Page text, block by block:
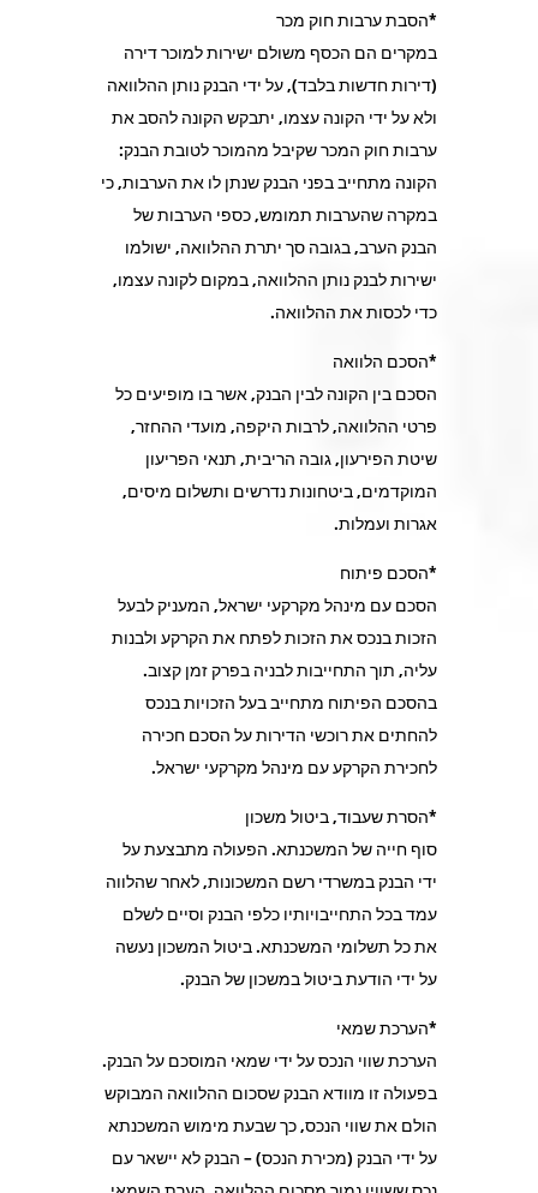
*הסבת ערבות חוק מכר
במקרים הם הכסף משולם ישירות למוכר דירה
(דירות חדשות בלבד), על ידי הבנק נותן ההלוואה
ולא על ידי הקונה עצמו, יתבקש הקונה להסב את
ערבות חוק המכר שקיבל מהמוכר לטובת הבנק:
הקונה מתחייב בפני הבנק שנתן לו את הערבות, כי
במקרה שהערבות תמומש, כספי הערבות של
הבנק הערב, בגובה סך יתרת ההלוואה, ישולמו
ישירות לבנק נותן ההלוואה, במקום לקונה עצמו,
כדי לכסות את ההלוואה.
*הסכם הלוואה
הסכם בין הקונה לבין הבנק, אשר בו מופיעים כל
פרטי ההלוואה, לרבות היקפה, מועדי ההחזר,
שיטת הפירעון, גובה הריבית, תנאי הפריעון
המוקדמים, ביטחונות נדרשים ותשלום מיסים,
אגרות ועמלות.
*הסכם פיתוח
הסכם עם מינהל מקרקעי ישראל, המעניק לבעל
הזכות בנכס את הזכות לפתח את הקרקע ולבנות
עליה, תוך התחייבות לבניה בפרק זמן קצוב.
בהסכם הפיתוח מתחייב בעל הזכויות בנכס
להחתים את רוכשי הדירות על הסכם חכירה
לחכירת הקרקע עם מינהל מקרקעי ישראל.
*הסרת שעבוד, ביטול משכון
סוף חייה של המשכנתא. הפעולה מתבצעת על
ידי הבנק במשרדי רשם המשכונות, לאחר שהלווה
עמד בכל התחייבויותיו כלפי הבנק וסיים לשלם
את כל תשלומי המשכנתא. ביטול המשכון נעשה
על ידי הודעת ביטול במשכון של הבנק.
*הערכת שמאי
הערכת שווי הנכס על ידי שמאי המוסכם על הבנק.
בפעולה זו מוודא הבנק שסכום ההלוואה המבוקש
הולם את שווי הנכס, כך שבעת מימוש המשכנתא
על ידי הבנק (מכירת הנכס) – הבנק לא יישאר עם